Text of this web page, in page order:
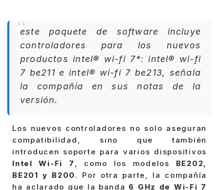
este paquete de software incluye
controladores para los nuevos
productos intel® wi-fi 7*: intel® wi-fi
7 be211 e intel® wi-fi 7 be213, señala
la compañía en sus notas de la
versión.
Los nuevos controladores no solo aseguran
compatibilidad, sino que también
introducen soporte para varios dispositivos
Intel Wi-Fi 7 , como los modelos BE202,
BE201 y B200 . Por otra parte, la compañía
ha aclarado que la banda 6 GHz de Wi-Fi 7